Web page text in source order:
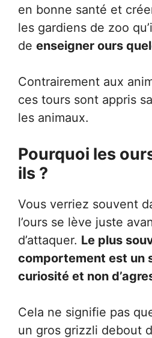
en bonne santé et
les gardiens de zoo
de enseigner ours
Contrairement aux
ces tours sont appris
les animaux.
Pourquoi les
ils ?
Vous verriez souvent
l’ours se lève juste
d’attaquer. Le plus
comportement est un
curiosité et non
Cela ne signifie pas
un gros grizzli debout